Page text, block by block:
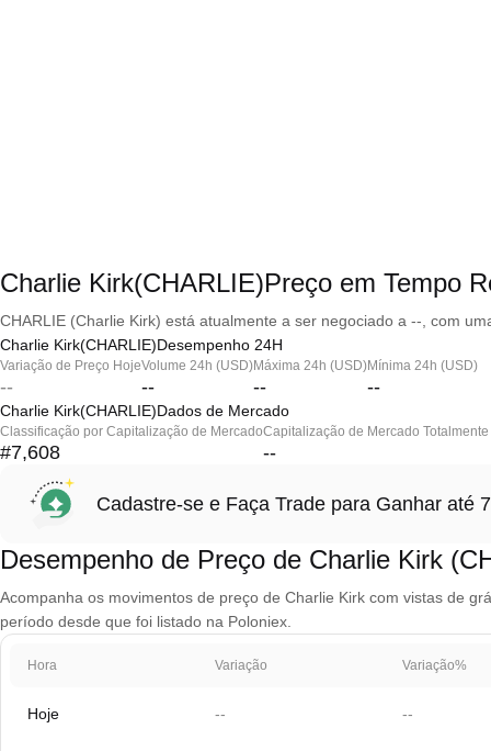
Charlie Kirk(CHARLIE)Preço em Tempo
CHARLIE (Charlie Kirk) está atualmente a ser negociado a --, com
Charlie Kirk(CHARLIE)Desempenho 24H
Variação de Preço Hoje
--
Volume 24h (USD)
--
Máxima 24h (USD)
--
Mínima 24h (USD)
--
Charlie Kirk(CHARLIE)Dados de Mercado
Classificação por Capitalização de Mercado
#7,608
Capitalização de Mercado
--
Cadastre-se e Faça Trade para Ganhar até
Desempenho de Preço de Charlie Kirk
Acompanha os movimentos de preço de Charlie Kirk com vistas de
período desde que foi listado na Poloniex.
Hora Variação Variação%
Hoje -- --